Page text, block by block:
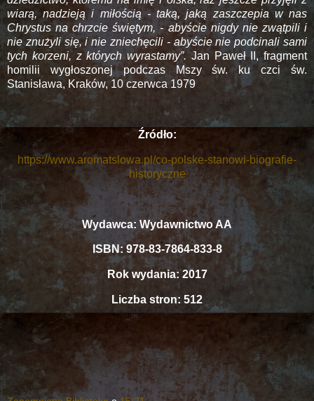
wiarą, nadzieją i miłością - taką, jaką zaszczepia w nas
Chrystus na chrzcie świętym, - abyście nigdy nie zwątpili i
nie znużyli się, i nie zniechęcili - abyście nie podcinali sami
tych korzeni, z których wyrastamy”.Jan Paweł II, fragment
homilii wygłoszonej podczas Mszy św. ku czci św.
Stanisława, Kraków, 10 czerwca 1979
Źródło:
https://www.aromatslowa.pl/co-polske-stanowi-biografie-
historyczne
Wydawca: Wydawnictwo AA
ISBN: 978-83-7864-833-8
Rok wydania: 2017
Liczba stron: 512